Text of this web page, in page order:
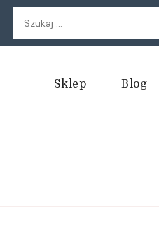
Szukaj:
Sklep Blog